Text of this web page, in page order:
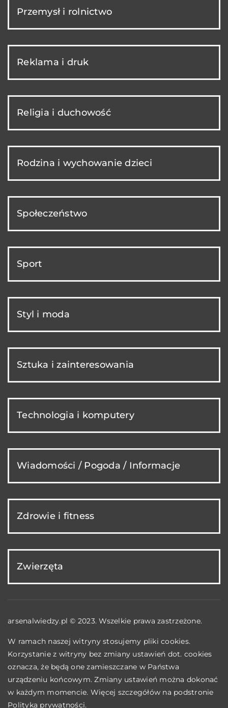
Przemysł i rolnictwo
Reklama i druk
Religia i duchowość
Rodzina i wychowanie dzieci
Społeczeństwo
Sport
Styl i moda
Sztuka i zainteresowania
Technologia i komputery
Wiadomości / Pogoda / Informacje
Zdrowie i fitness
Zwierzęta
arsenalwiedzy.pl © 2023. Wszelkie prawa zastrzeżone.
W ramach naszej witryny stosujemy pliki cookies.
Korzystanie z witryny bez zmiany ustawień dot. cookies
oznacza, że będą one zamieszczane w Państwa
urządzeniu końcowym. Zmiany ustawień można dokonać
w każdym momencie. Więcej szczegółów na podstronie
Polityka prywatności.